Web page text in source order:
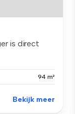
is direct
94 m²
Bekijk meer